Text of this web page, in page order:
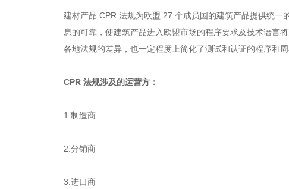
建材产品 CPR 法规为欧盟 27 个成员国的建筑产品提供统
息的可靠，使建筑产品进入欧盟市场的程序要求及技术语言
各地法规的差异，也一定程度上简化了测试和认证的程序和周
CPR 法规涉及的运营方：
1.制造商
2.分销商
3.进口商